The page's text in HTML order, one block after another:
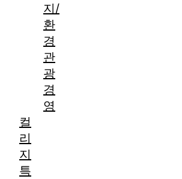
지/
환
경
관
광
경
영
컬
리
지
특